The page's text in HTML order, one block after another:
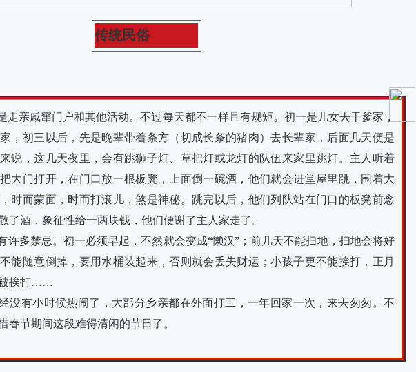
传统民俗
走亲戚窜门户和其他活动。不过每天都不一样且有规矩。初一是儿女去干爹家，
，初三以后，先是晚辈带着条方（切成长条的猪肉）去长辈家，后面几天便是
说，这几天夜里，会有跳狮子灯、草把灯或龙灯的队伍来家里跳灯。主人听着
大门打开，在门口放一根板凳，上面倒一碗酒，他们就会进堂屋里跳，围着大
时而蒙面，时而打滚儿，煞是神秘。跳完以后，他们列队站在门口的板凳前念
了酒，象征性给一两块钱，他们便谢了主人家走了。
许多禁忌。初一必须早起，不然就会变成“懒汉”；前几天不能扫地，扫地会将好
能随意倒掉，要用水桶装起来，否则就会丢失财运；小孩子更不能挨打，正月
被挨打……
没有小时候热闹了，大部分乡亲都在外面打工，一年回家一次，来去匆匆。不
春节期间这段难得清闲的节日了。